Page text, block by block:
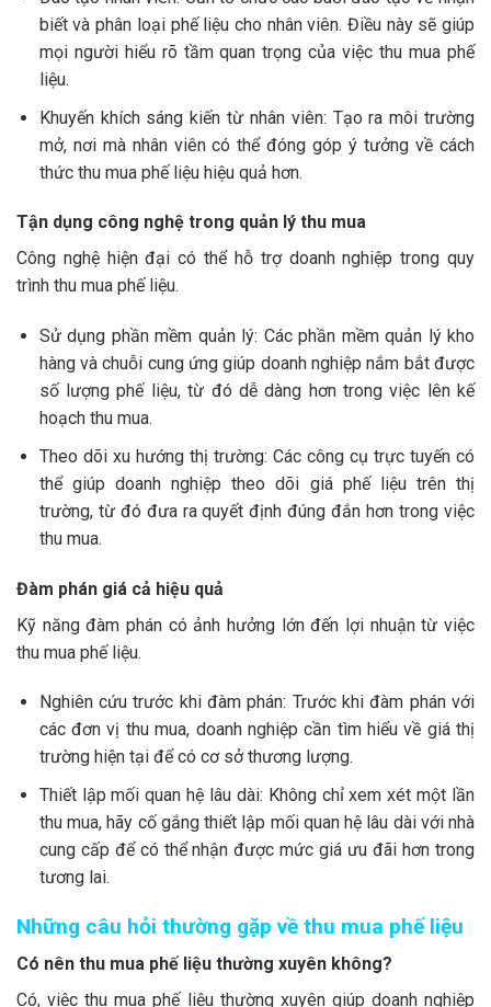
biết và phân loại phế liệu cho nhân viên. Điều này sẽ giúp
mọi người hiểu rõ tầm quan trọng của việc thu mua phế
liệu.
Khuyến khích sáng kiến từ nhân viên: Tạo ra môi trường
mở, nơi mà nhân viên có thể đóng góp ý tưởng về cách
thức thu mua phế liệu hiệu quả hơn.
Tận dụng công nghệ trong quản lý thu mua
Công nghệ hiện đại có thể hỗ trợ doanh nghiệp trong quy
trình thu mua phế liệu.
Sử dụng phần mềm quản lý: Các phần mềm quản lý kho
hàng và chuỗi cung ứng giúp doanh nghiệp nắm bắt được
số lượng phế liệu, từ đó dễ dàng hơn trong việc lên kế
hoạch thu mua.
Theo dõi xu hướng thị trường: Các công cụ trực tuyến có
thể giúp doanh nghiệp theo dõi giá phế liệu trên thị
trường, từ đó đưa ra quyết định đúng đắn hơn trong việc
thu mua.
Đàm phán giá cả hiệu quả
Kỹ năng đàm phán có ảnh hưởng lớn đến lợi nhuận từ việc
thu mua phế liệu.
Nghiên cứu trước khi đàm phán: Trước khi đàm phán với
các đơn vị thu mua, doanh nghiệp cần tìm hiểu về giá thị
trường hiện tại để có cơ sở thương lượng.
Thiết lập mối quan hệ lâu dài: Không chỉ xem xét một lần
thu mua, hãy cố gắng thiết lập mối quan hệ lâu dài với nhà
cung cấp để có thể nhận được mức giá ưu đãi hơn trong
tương lai.
Những câu hỏi thường gặp về thu mua phế liệu
Có nên thu mua phế liệu thường xuyên không?
Có, việc thu mua phế liệu thường xuyên giúp doanh nghiệp